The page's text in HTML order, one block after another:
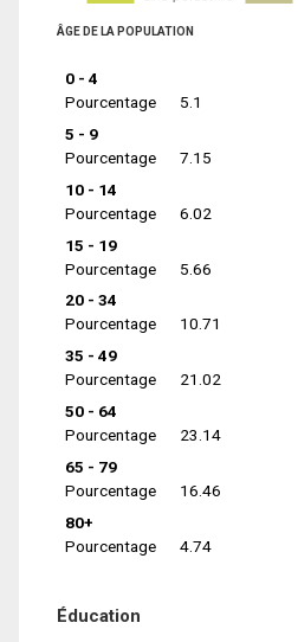
ÂGE DE LA POPULATION
0 - 4
Pourcentage
5.1
5 - 9
Pourcentage
7.15
10 - 14
Pourcentage
6.02
15 - 19
Pourcentage
5.66
20 - 34
Pourcentage
10.71
35 - 49
Pourcentage
21.02
50 - 64
Pourcentage
23.14
65 - 79
Pourcentage
16.46
80+
Pourcentage
4.74
Éducation